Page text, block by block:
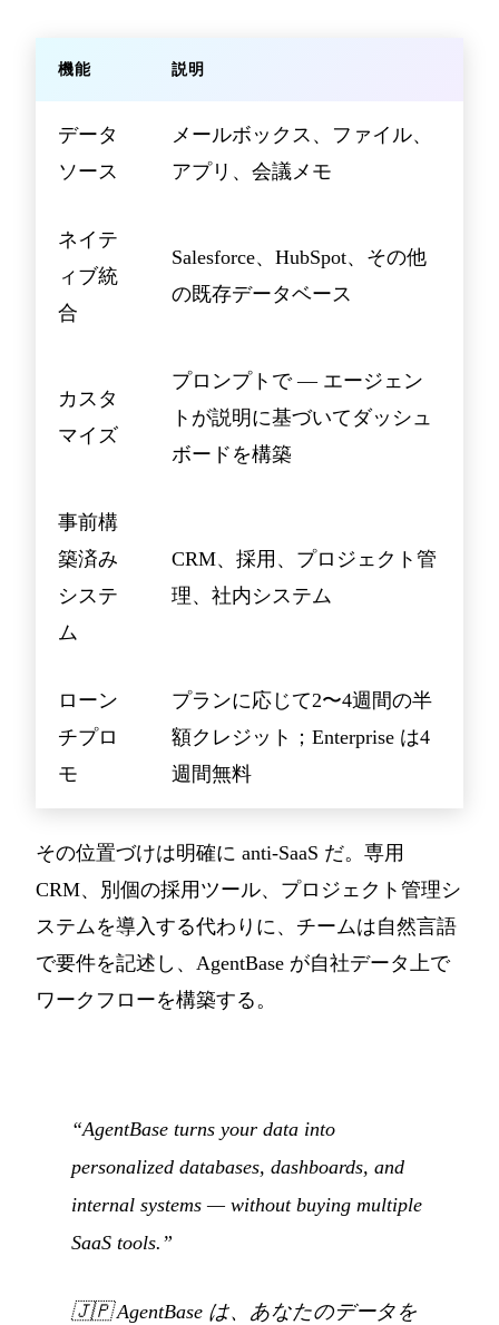
機能 説明
データ
ソース
メールボックス、ファイル、
アプリ、会議メモ
ネイテ
ィブ統
合
Salesforce、HubSpot、その他
の既存データベース
カスタ
マイズ
プロンプトで — エージェン
トが説明に基づいてダッシュ
ボードを構築
事前構
築済み
システ
ム
CRM、採用、プロジェクト管
理、社内システム
ローン
チプロ
モ
プランに応じて2〜4週間の半
額クレジット；Enterprise は4
週間無料
その位置づけは明確に anti-SaaS だ。専用
CRM、別個の採用ツール、プロジェクト管理シ
ステムを導入する代わりに、チームは自然言語
で要件を記述し、AgentBase が自社データ上で
ワークフローを構築する。
“AgentBase turns your data into
personalized databases, dashboards, and
internal systems — without buying multiple
SaaS tools.”
🇯🇵AgentBase は、あなたのデータを